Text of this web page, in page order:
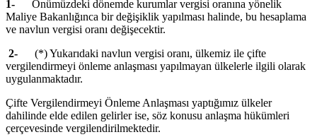
1- Önümüzdeki dönemde kurumlar vergisi oranına yönelik
Maliye Bakanlığınca bir değişiklik yapılması halinde, bu hesaplama
ve navlun vergisi oranı değişecektir.
2- (*) Yukarıdaki navlun vergisi oranı, ülkemiz ile çifte
vergilendirmeyi önleme anlaşması yapılmayan ülkelerle ilgili olarak
uygulanmaktadır.
Çifte Vergilendirmeyi Önleme Anlaşması yaptığımız ülkeler
dahilinde elde edilen gelirler ise, söz konusu anlaşma hükümleri
çerçevesinde vergilendirilmektedir.